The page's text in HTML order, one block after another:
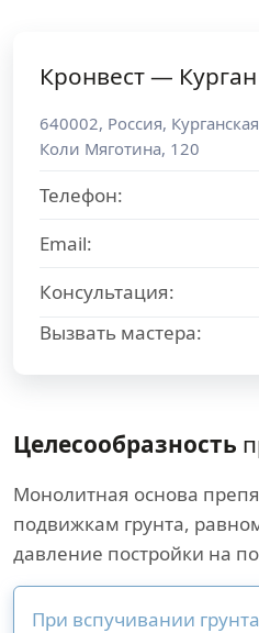
Кронвест — Курган
640002, Россия,
Коли Мяготина, 120
Телефон:
Email:
Консультация:
Вызвать мастера:
Целесообразность
Монолитная основа
подвижкам грунта,
давление постройки на
При вспучивании